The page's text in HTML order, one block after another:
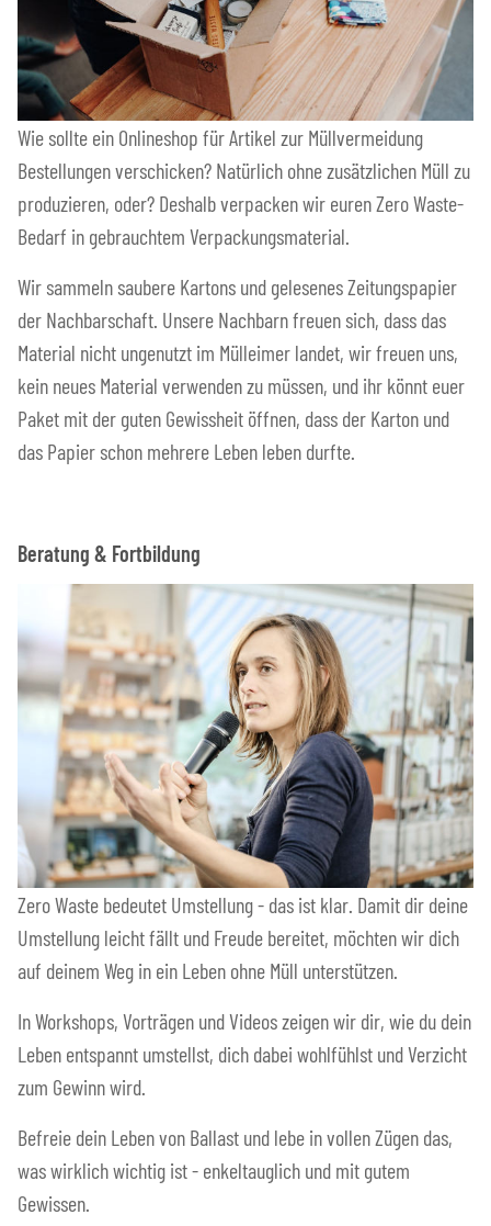
Wie sollte ein Onlineshop für Artikel zur Müllvermeidung
Bestellungen verschicken? Natürlich ohne zusätzlichen Müll zu
produzieren, oder? Deshalb verpacken wir euren Zero Waste-
Bedarf in gebrauchtem Verpackungsmaterial.
Wir sammeln saubere Kartons und gelesenes Zeitungspapier
der Nachbarschaft. Unsere Nachbarn freuen sich, dass das
Material nicht ungenutzt im Mülleimer landet, wir freuen uns,
kein neues Material verwenden zu müssen, und ihr könnt euer
Paket mit der guten Gewissheit öffnen, dass der Karton und
das Papier schon mehrere Leben leben durfte.
Beratung & Fortbildung
Zero Waste bedeutet Umstellung - das ist klar. Damit dir deine
Umstellung leicht fällt und Freude bereitet, möchten wir dich
auf deinem Weg in ein Leben ohne Müll unterstützen.
In Workshops, Vorträgen und Videos zeigen wir dir, wie du dein
Leben entspannt umstellst, dich dabei wohlfühlst und Verzicht
zum Gewinn wird.
Befreie dein Leben von Ballast und lebe in vollen Zügen das,
was wirklich wichtig ist - enkeltauglich und mit gutem
Gewissen.